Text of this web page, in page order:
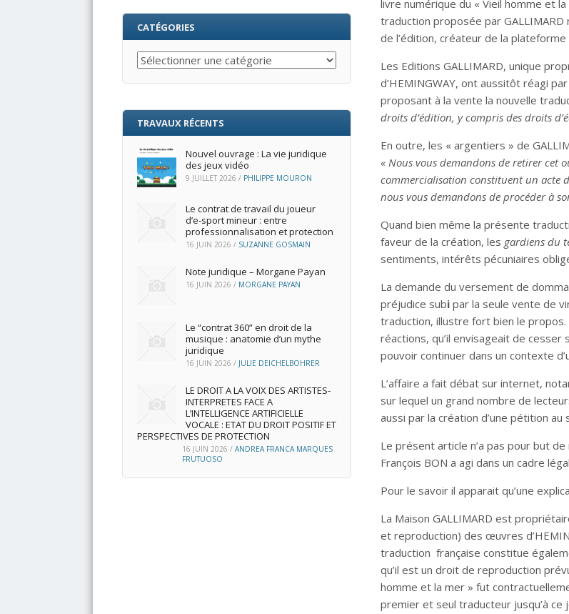
livre numérique du « Vieil homme et
traduction proposée par GALLIMARD
de l’édition, créateur de la
Les Editions GALLIMARD, unique
d’HEMINGWAY, ont aussitôt réagi
proposant à la vente la nouvelle
droits d’édition, y compris des droits
En outre, les « argentiers » de
« Nous vous demandons de retirer cet
commercialisation constituent un acte
nous vous demandons de procéder à
Quand bien même la présente
faveur de la création, les gardiens du
sentiments, intérêts pécuniaires
La demande du versement de
préjudice subipar la seule vente de
traduction, illustre fort bien le
réactions, qu’il envisageait de
pouvoir continuer dans un contexte
L’affaire a fait débat sur internet,
sur lequel un grand nombre de
aussi par la création d’une pétition
Le présent article n’a pas pour but
François BON a agi dans un cadre
Pour le savoir il apparait qu’une
La Maison GALLIMARD est
et reproduction) des œuvres
traduction française constitue
qu’il est un droit de reproduction
homme et la mer » fut
premier et seul traducteur jusqu’à ce
CATÉGORIES
Catégories
TRAVAUX RÉCENTS
Nouvel ouvrage : La vie juridique
des jeux vidéo
9 JUILLET 2026 / PHILIPPE MOURON
Le contrat de travail du joueur
d’e‑sport mineur : entre
professionnalisation et protection
16 JUIN 2026 / SUZANNE GOSMAIN
Note juridique – Morgane Payan
16 JUIN 2026 / MORGANE PAYAN
Le “contrat 360” en droit de la
musique : anatomie d’un mythe
juridique
16 JUIN 2026 / JULIE DEICHELBOHRER
LE DROIT A LA VOIX DES ARTISTES-
INTERPRETES FACE A
L’INTELLIGENCE ARTIFICIELLE
VOCALE : ETAT DU DROIT POSITIF ET
PERSPECTIVES DE PROTECTION
16 JUIN 2026 / ANDREA FRANCA MARQUES
FRUTUOSO